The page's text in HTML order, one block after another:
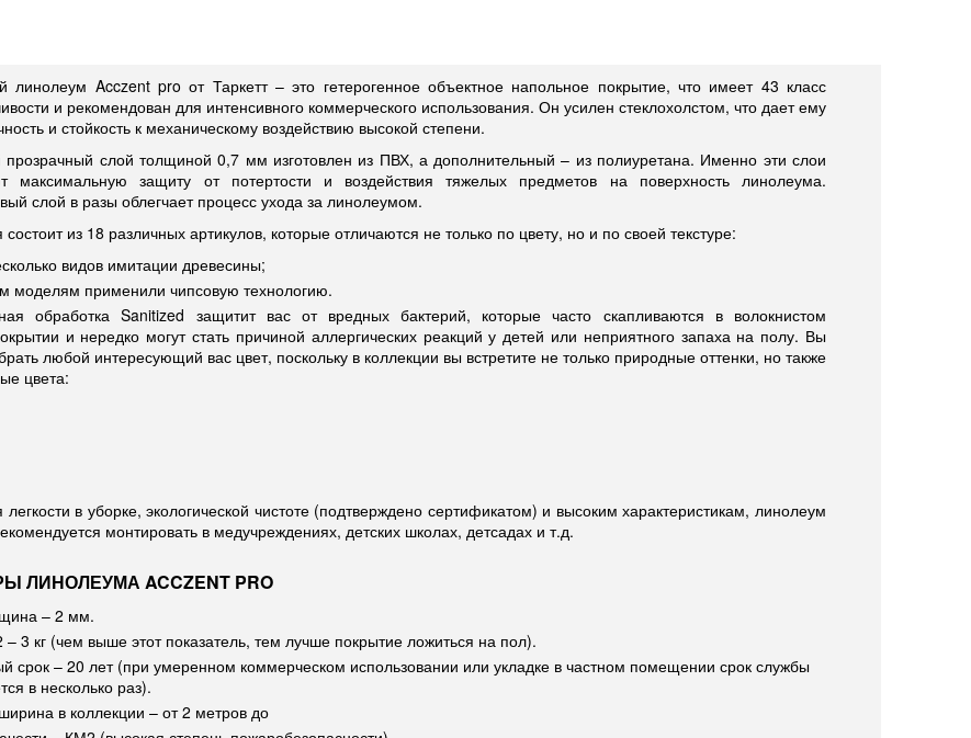
линолеум Acczent pro от Таркетт – это гетерогенное объектное напольное покрытие, что имеет 43 класс
и рекомендован для интенсивного коммерческого использования. Он усилен стеклохолстом, что дает ему
и стойкость к механическому воздействию высокой степени.
слой толщиной 0,7 мм изготовлен из ПВХ, а дополнительный – из полиуретана. Именно эти слои
максимальную защиту от потертости и воздействия тяжелых предметов на поверхность линолеума.
слой в разы облегчает процесс ухода за линолеумом.
состоит из 18 различных артикулов, которые отличаются не только по цвету, но и по своей текстуре:
видов имитации древесины;
моделям применили чипсовую технологию.
обработка Sanitized защитит вас от вредных бактерий, которые часто скапливаются в волокнистом
и нередко могут стать причиной аллергических реакций у детей или неприятного запаха на полу. Вы
любой интересующий вас цвет, поскольку в коллекции вы встретите не только природные оттенки, но также
цвета:
легкости в уборке, экологической чистоте (подтверждено сертификатом) и высоким характеристикам, линолеум
монтировать в медучреждениях, детских школах, детсадах и т.д.
ЛИНОЛЕУМА ACCZENT PRO
– 2 мм.
3 кг (чем выше этот показатель, тем лучше покрытие ложиться на пол).
срок – 20 лет (при умеренном коммерческом использовании или укладке в частном помещении срок службы
в несколько раз).
в коллекции – от 2 метров до